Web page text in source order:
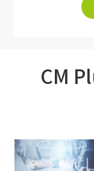
CM